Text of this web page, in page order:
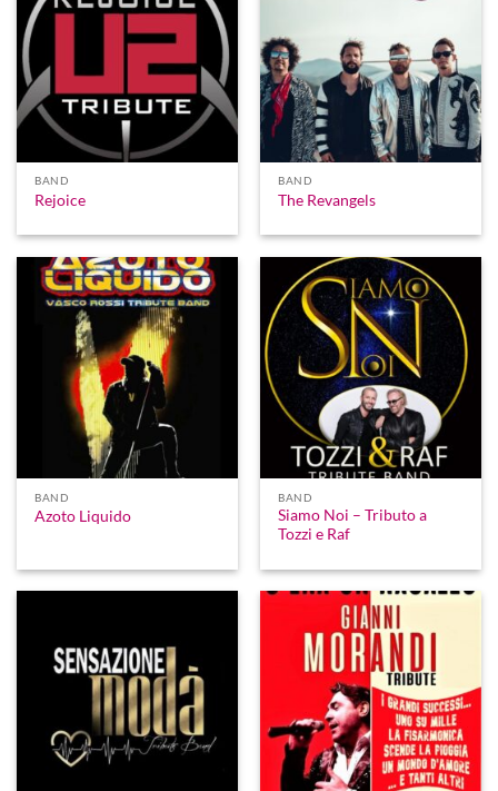
BAND
Rejoice
BAND
The Revangels
BAND
Azoto Liquido
BAND
Siamo Noi – Tributo a
Tozzi e Raf